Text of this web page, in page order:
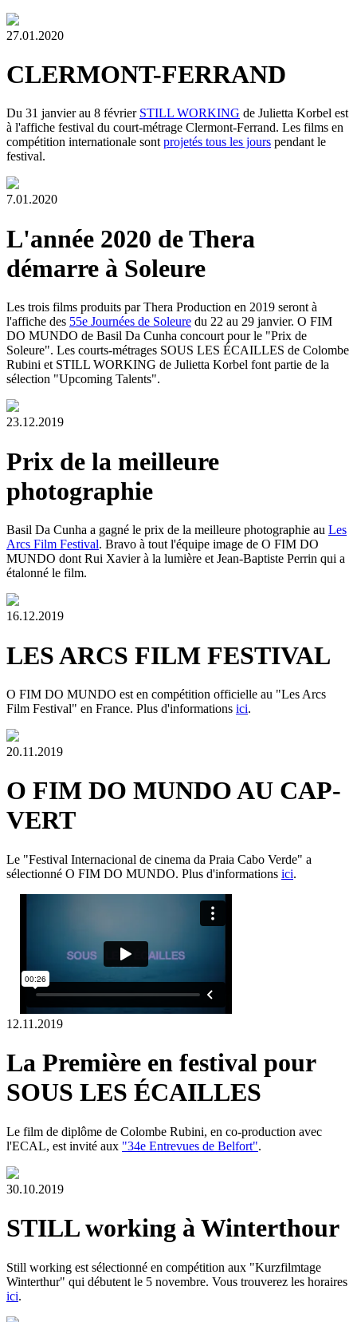
27.01.2020
CLERMONT-FERRAND
Du 31 janvier au 8 février STILL WORKING de Julietta Korbel est
à l'affiche festival du court-métrage Clermont-Ferrand. Les films en
compétition internationale sont projetés tous les jours pendant le
festival.
7.01.2020
L'année 2020 de Thera
démarre à Soleure
Les trois films produits par Thera Production en 2019 seront à
l'affiche des 55e Journées de Soleure du 22 au 29 janvier. O FIM
DO MUNDO de Basil Da Cunha concourt pour le "Prix de
Soleure". Les courts-métrages SOUS LES ÉCAILLES de Colombe
Rubini et STILL WORKING de Julietta Korbel font partie de la
sélection "Upcoming Talents".
23.12.2019
Prix de la meilleure
photographie
Basil Da Cunha a gagné le prix de la meilleure photographie au Les
Arcs Film Festival. Bravo à tout l'équipe image de O FIM DO
MUNDO dont Rui Xavier à la lumière et Jean-Baptiste Perrin qui a
étalonné le film.
16.12.2019
LES ARCS FILM FESTIVAL
O FIM DO MUNDO est en compétition officielle au "Les Arcs
Film Festival" en France. Plus d'informations ici.
20.11.2019
O FIM DO MUNDO AU CAP-
VERT
Le "Festival Internacional de cinema da Praia Cabo Verde" a
sélectionné O FIM DO MUNDO. Plus d'informations ici.
12.11.2019
La Première en festival pour
SOUS LES ÉCAILLES
Le film de diplôme de Colombe Rubini, en co-production avec
l'ECAL, est invité aux "34e Entrevues de Belfort".
30.10.2019
STILL working à Winterthour
Still working est sélectionné en compétition aux "Kurzfilmtage
Winterthur" qui débutent le 5 novembre. Vous trouverez les horaires
ici.